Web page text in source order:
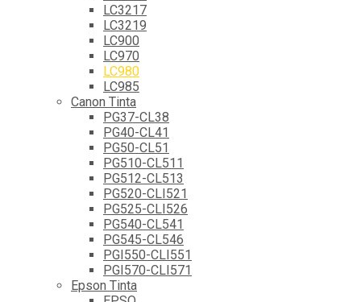
LC3217
LC3219
LC900
LC970
LC980
LC985
Canon Tinta
PG37-CL38
PG40-CL41
PG50-CL51
PG510-CL511
PG512-CL513
PG520-CLI521
PG525-CLI526
PG540-CL541
PG545-CL546
PGI550-CLI551
PGI570-CLI571
Epson Tinta